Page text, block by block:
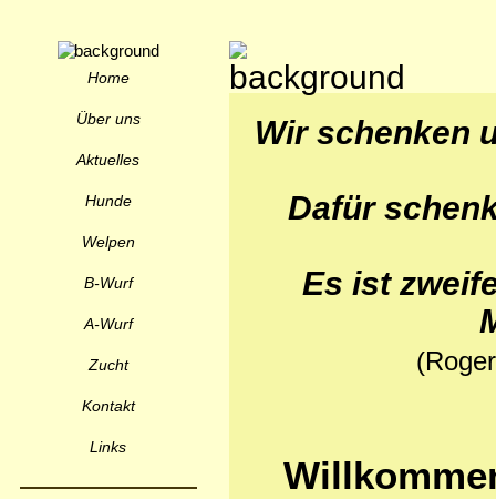
Home
Über uns
Aktuelles
Hunde
Welpen
B-Wurf
A-Wurf
Zucht
Kontakt
Links
Wir schenken
Dafür
Es ist